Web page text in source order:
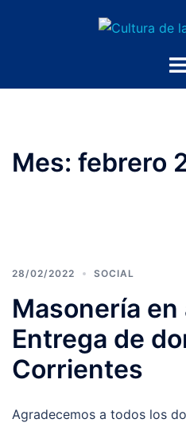
Mes: febrero
28/02/2022 SOCIAL
Masonería en
Entrega de
Corrientes
Agradecemos a todos los